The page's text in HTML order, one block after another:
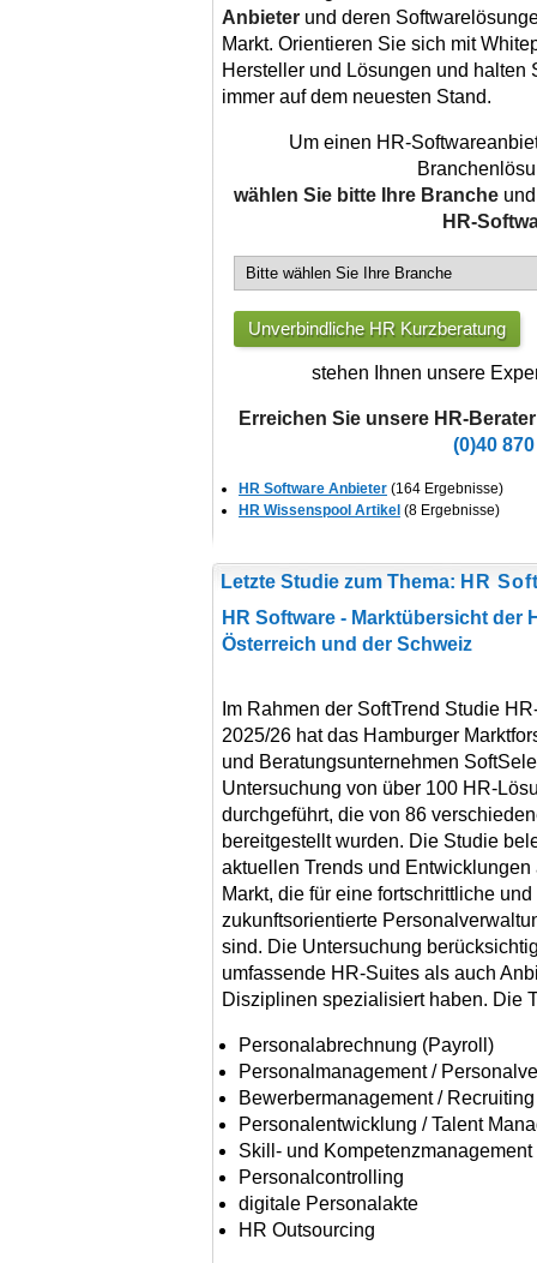
Anbieter und deren
Markt. Orientieren Sie sich mit
Hersteller und Lösungen und halten
immer auf dem neuesten Stand.
Um einen HR-
wählen Sie bitte Ihre Brancheund
HR-
Unverbindliche HR Kurzberatung
stehen Ihnen unsere
Erreichen Sie unsere HR-
(0)40
HR Software Anbieter (164 Ergebnisse)
HR Wissenspool Artikel (8 Ergebnisse)
Letzte Studie zum Thema: HR
HR Software - Marktübersicht der
Österreich und der Schweiz
Im Rahmen der SoftTrend Studie
2025/26 hat das Hamburger
und Beratungsunternehmen
Untersuchung von über 100 HR-
durchgeführt, die von 86
bereitgestellt wurden. Die Studie
aktuellen Trends und Entwicklungen
Markt, die für eine fortschrittliche und
zukunftsorientierte
sind. Die Untersuchung
umfassende HR-Suites als auch
Disziplinen spezialisiert haben. Die
Personalabrechnung (Payroll)
Personalmanagement /
Bewerbermanagement / Recruiting
Personalentwicklung / Talent
Skill- und
Personalcontrolling
digitale Personalakte
HR Outsourcing